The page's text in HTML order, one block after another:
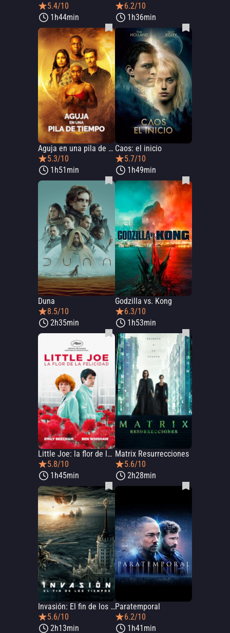
5.4/10
1h44min
6.2/10
1h36min
Aguja en una pila de tiempo
5.3/10
1h51min
Caos: el inicio
5.7/10
1h49min
Duna
8.5/10
2h35min
Godzilla vs. Kong
6.3/10
1h53min
Little Joe: la flor de la felicidad
5.8/10
1h45min
Matrix Resurrecciones
5.6/10
2h28min
Invasión: El fin de los tiempos
5.6/10
2h13min
Paratemporal
6.2/10
1h41min